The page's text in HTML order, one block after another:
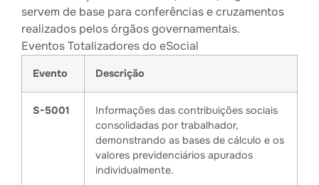
servem de base para conferências e cruzamentos
realizados pelos órgãos governamentais.
Eventos Totalizadores do eSocial
Evento Descrição
S-5001
Informações das contribuições sociais
consolidadas por trabalhador,
demonstrando as bases de cálculo e os
valores previdenciários apurados
individualmente.